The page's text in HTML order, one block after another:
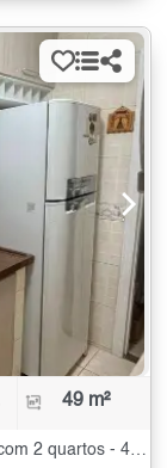
49 m²
Apartamento à Venda no Parque Mandaqui com 2 quartos - 49 m²